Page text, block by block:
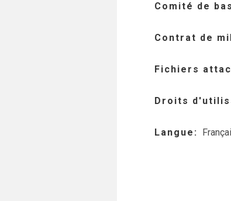
Comité de
Contrat de
Fichiers
Droits
Langue